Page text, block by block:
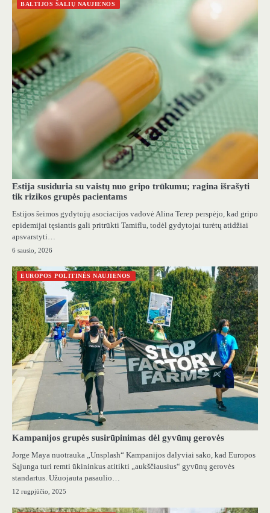
BALTIJOS ŠALIŲ NAUJIENOS
Estija susiduria su vaistų nuo gripo trūkumu; ragina išrašyti
tik rizikos grupės pacientams
Estijos šeimos gydytojų asociacijos vadovė Alina Terep perspėjo, kad gripo
epidemijai tęsiantis gali pritrūkti Tamiflu, todėl gydytojai turėtų atidžiai
apsvarstyti…
6 sausio, 2026
EUROPOS POLITINĖS NAUJIENOS
Kampanijos grupės susirūpinimas dėl gyvūnų gerovės
Jorge Maya nuotrauka „Unsplash“ Kampanijos dalyviai sako, kad Europos
Sąjunga turi remti ūkininkus atitikti „aukščiausius“ gyvūnų gerovės
standartus. Užuojauta pasaulio…
12 rugpjūčio, 2025